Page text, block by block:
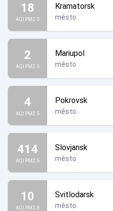
18
AQI PM2.5
Kramatorsk
město
2
AQI PM2.5
Mariupol
město
4
AQI PM2.5
Pokrovsk
město
414
AQI PM2.5
Slovjansk
město
10
AQI PM2.5
Svitlodarsk
město